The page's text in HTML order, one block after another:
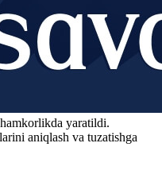
yaratildi.
aniqlash va tuzatishga